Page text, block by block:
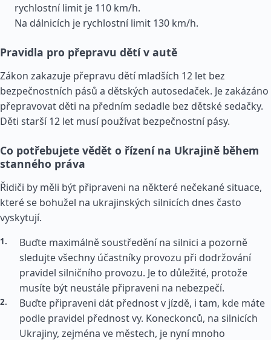
rychlostní limit je 110 km/h.
Na dálnicích je rychlostní limit 130 km/h.
Pravidla pro přepravu dětí v autě
Zákon zakazuje přepravu dětí mladších 12 let bez
bezpečnostních pásů a dětských autosedaček. Je zakázáno
přepravovat děti na předním sedadle bez dětské sedačky.
Děti starší 12 let musí používat bezpečnostní pásy.
Co potřebujete vědět o řízení na Ukrajině během
stanného práva
Řidiči by měli být připraveni na některé nečekané situace,
které se bohužel na ukrajinských silnicích dnes často
vyskytují.
Buďte maximálně soustředění na silnici a pozorně
sledujte všechny účastníky provozu při dodržování
pravidel silničního provozu. Je to důležité, protože
musíte být neustále připraveni na nebezpečí.
Buďte připraveni dát přednost v jízdě, i tam, kde máte
podle pravidel přednost vy. Koneckonců, na silnicích
Ukrajiny, zejména ve městech, je nyní mnoho